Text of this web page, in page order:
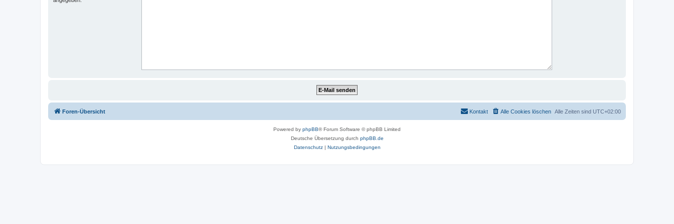
Foren-Übersicht Alle Zeiten sind UTC+02:00
Alle Cookies löschen
Kontakt
Powered by phpBB® Forum Software © phpBB Limited
Deutsche Übersetzung durch phpBB.de
Datenschutz| Nutzungsbedingungen